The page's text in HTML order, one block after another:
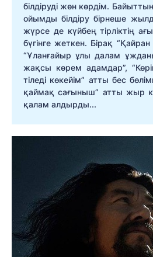
білдіруді жөн көрдім.
ойымды білдіру бірнеше
жүрсе де күйбең тірліктің
бүгінге жеткен. Бірақ
“Ұланғайыр ұлы далам
жақсы көрем адамдар”,
тіледі көкейім” атты бес
қаймақ сағыныш” атты жыр
қалам алдырды...